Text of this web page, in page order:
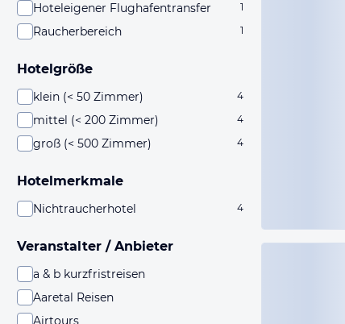
Hoteleigener Flughafentransfer 1
Raucherbereich 1
Hotelgröße
klein (< 50 Zimmer) 4
mittel (< 200 Zimmer) 4
groß (< 500 Zimmer) 4
Hotelmerkmale
Nichtraucherhotel 4
Veranstalter / Anbieter
a & b kurzfristreisen
Aaretal Reisen
Airtours